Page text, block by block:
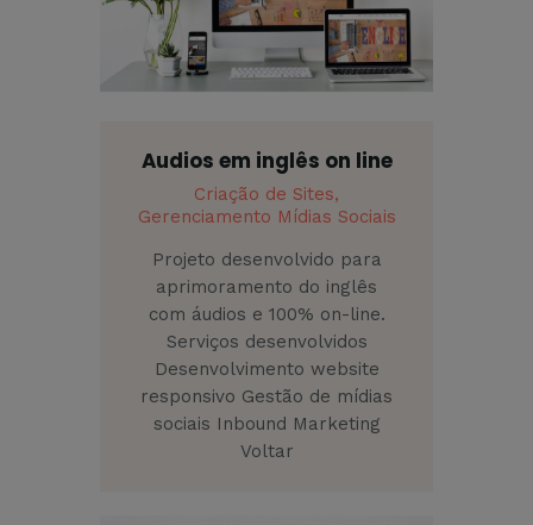
Audios em inglês on line
Criação de Sites,
Gerenciamento Mídias Sociais
Projeto desenvolvido para
aprimoramento do inglês
com áudios e 100% on-line.
Serviços desenvolvidos
Desenvolvimento website
responsivo Gestão de mídias
sociais Inbound Marketing
Voltar